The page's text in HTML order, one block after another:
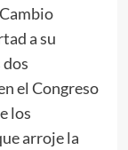
a su
el Congreso
los
arroje la